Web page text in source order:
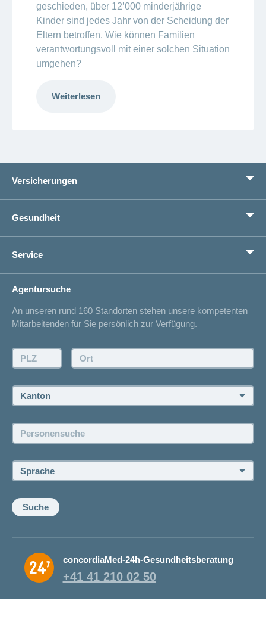
geschieden, über 12ʼ000 minderjährige
Kinder sind jedes Jahr von der Scheidung der
Eltern betroffen. Wie können Familien
verantwortungsvoll mit einer solchen Situation
umgehen?
Weiterlesen
Versicherungen
Zusatzversicherungen
Vorsorge
Ich suche eine Versicherung für
Lebenssituation
Sparen bei der Versicherung
Gesundheit
Gesundheitskompass
concordiaMed
Service
Spitalliste
Unfallmeldung
Offertanfrage
Rückruf anfordern
Offene Stellen
Agentursuche
An unseren rund 160 Standorten stehen unsere kompetenten
Mitarbeitenden für Sie persönlich zur Verfügung.
PLZ: Ort:
Kanton:
Personensuche:
Sprache:
Suche
concordiaMed-24h-Gesundheitsberatung
+41 41 210 02 50